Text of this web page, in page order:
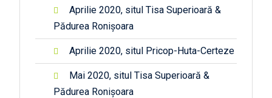
Aprilie 2020, situl Tisa Superioară &
Pădurea Ronișoara
Aprilie 2020, situl Pricop-Huta-Certeze
Mai 2020, situl Tisa Superioară &
Pădurea Ronișoara